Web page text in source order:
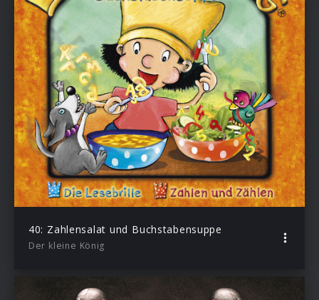
40: Zahlensalat und Buchstabensuppe
Der kleine König